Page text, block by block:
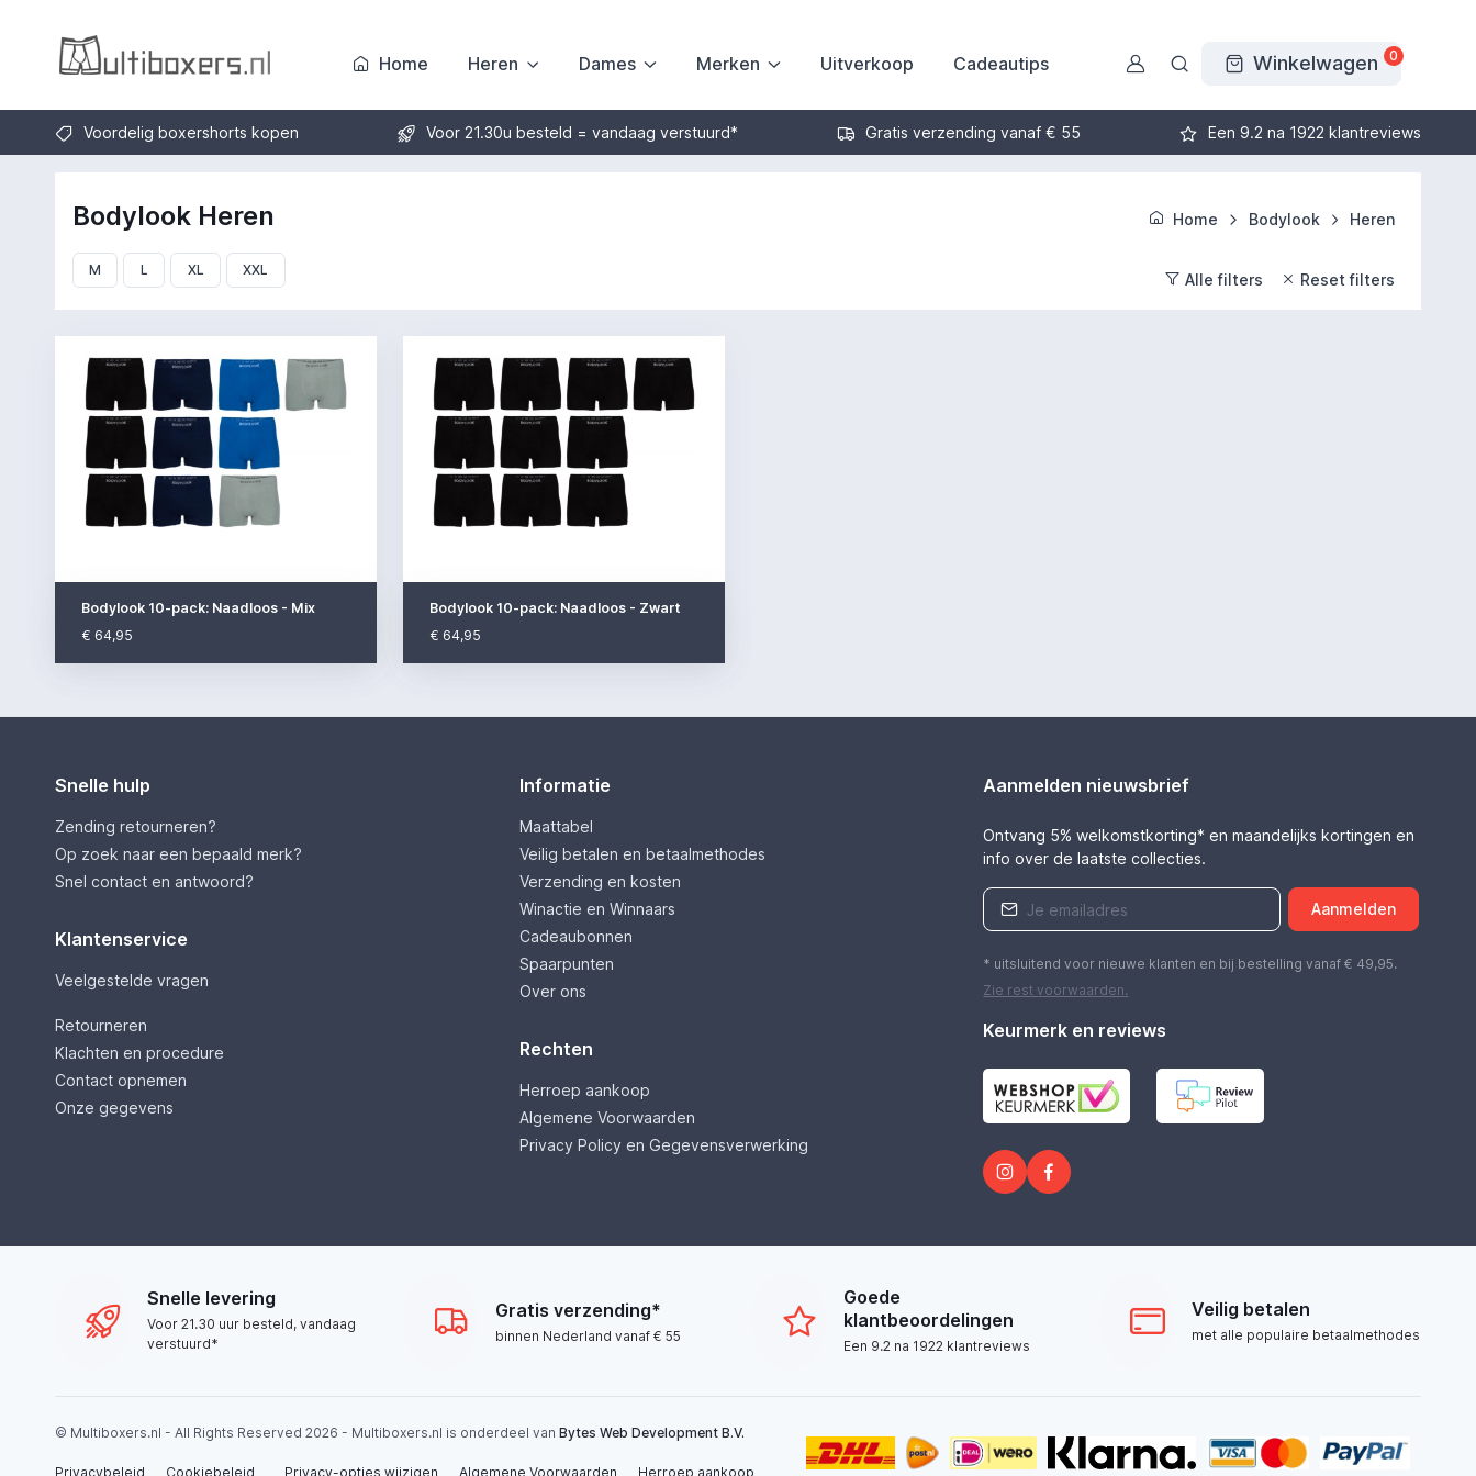
Home Heren Dames Merken Uitverkoop Cadeautips Winkelwagen 0
Voordelig boxershorts kopen Voor 21.30u besteld = vandaag verstuurd* Gratis verzending vanaf € 55 Een 9.2 na 1922 klantreviews
Home Bodylook Heren
Bodylook Heren
M L XL XXL Alle filters Reset filters
Bodylook 10-pack: Naadloos - Mix
€ 64,95
Bodylook 10-pack: Naadloos - Zwart
€ 64,95
Snelle hulp
Zending retourneren?
Op zoek naar een bepaald merk?
Snel contact en antwoord?
Klantenservice
Veelgestelde vragen
Retourneren
Klachten en procedure
Contact opnemen
Onze gegevens
Informatie
Maattabel
Veilig betalen en betaalmethodes
Verzending en kosten
Winactie en Winnaars
Cadeaubonnen
Spaarpunten
Over ons
Rechten
Herroep aankoop
Algemene Voorwaarden
Privacy Policy en Gegevensverwerking
Aanmelden nieuwsbrief
Ontvang 5% welkomstkorting* en maandelijks kortingen en
info over de laatste collecties.
Aanmelden
* uitsluitend voor nieuwe klanten en bij bestelling vanaf € 49,95.
Zie rest voorwaarden.
Keurmerk en reviews
Snelle levering
Voor 21.30 uur besteld, vandaag
verstuurd*
Gratis verzending*
binnen Nederland vanaf € 55
Goede
klantbeoordelingen
Een 9.2 na 1922 klantreviews
Veilig betalen
met alle populaire betaalmethodes
© Multiboxers.nl - All Rights Reserved 2026 - Multiboxers.nl is onderdeel van Bytes Web Development B.V.
Privacybeleid Cookiebeleid Privacy-opties wijzigen Algemene Voorwaarden Herroep aankoop